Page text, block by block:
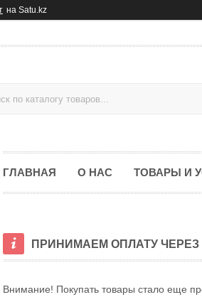
на Satu.kz
ГЛАВНАЯ О НАС ТОВАРЫ И
ПРИНИМАЕМ ОПЛАТУ
Внимание! Покупать товары стало еще